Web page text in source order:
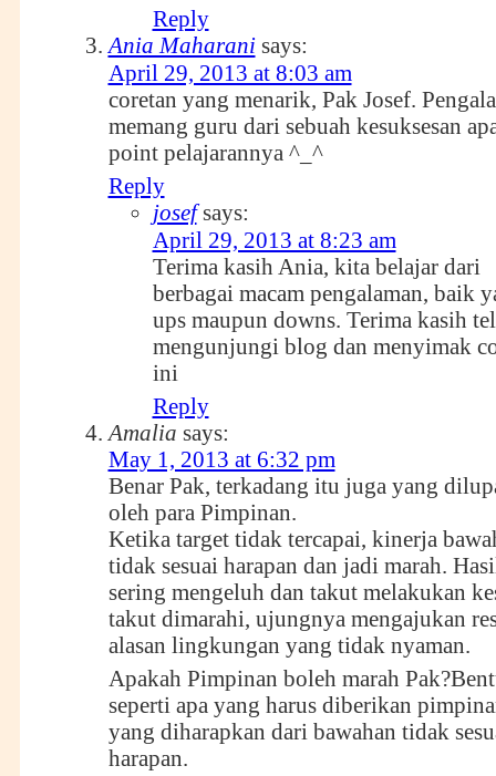
Reply
Ania Maharani says:
April 29, 2013 at 8:03 am
coretan yang menarik, Pak Josef.
memang guru dari sebuah kesuksesan
point pelajarannya ^_^
Reply
josef says:
April 29, 2013 at 8:23 am
Terima kasih Ania, kita belajar dari
berbagai macam pengalaman, baik
ups maupun downs. Terima kasih
mengunjungi blog dan menyimak
ini
Reply
Amalia says:
May 1, 2013 at 6:32 pm
Benar Pak, terkadang itu juga yang
oleh para Pimpinan.
Ketika target tidak tercapai, kinerja
tidak sesuai harapan dan jadi marah.
sering mengeluh dan takut melakukan
takut dimarahi, ujungnya mengajukan
alasan lingkungan yang tidak nyaman.
Apakah Pimpinan boleh marah
seperti apa yang harus diberikan
yang diharapkan dari bawahan tidak
harapan.